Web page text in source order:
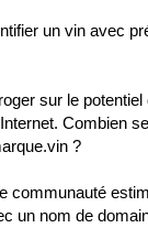
un vin avec
sur le
Combien
?
communauté
un nom de